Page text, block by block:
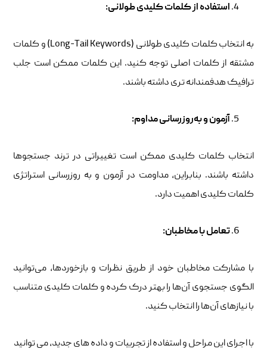
استفاده از کلمات کلیدی طولانی:
به انتخاب کلمات کلیدی طولانی (Long-Tail Keywords) و کلمات
مشتقه از کلمات اصلی توجه کنید. این کلمات ممکن است جلب
ترافیک هدفمندانه تری داشته باشند.
آزمون و به‌روزرسانی مداوم:
انتخاب کلمات کلیدی ممکن است تغییراتی در ترند جستجوها
داشته باشند. بنابراین، مداومت در آزمون و به ‌روزرسانی استراتژی
کلمات کلیدی اهمیت دارد.
تعامل با مخاطبان:
با مشارکت مخاطبان خود از طریق نظرات و بازخوردها، می‌توانید
الگوی جستجوی آن‌ها را بهتر درک کرده و کلمات کلیدی متناسب
با نیازهای آن‌ها را انتخاب کنید.
با اجرای این مراحل و استفاده از تجربیات و داده های جدید، می توانید